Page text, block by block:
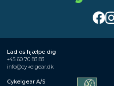
Lad os hjælpe dig
+45 60 70 83 83
info@cykelgear.dk
Cykelgear A/S